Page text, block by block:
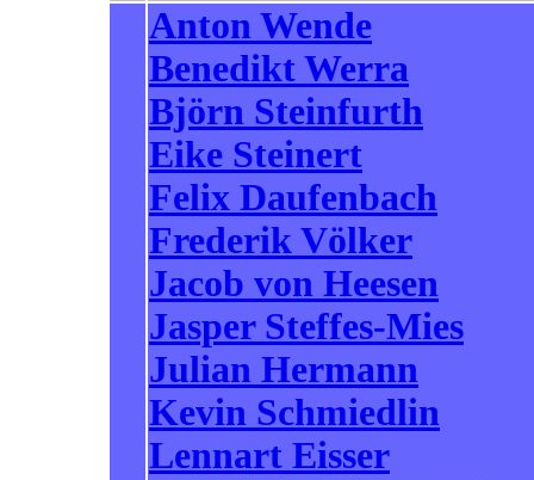
Anton Wende
Benedikt Werra
Björn Steinfurth
Eike Steinert
Felix Daufenbach
Frederik Völker
Jacob von Heesen
Jasper Steffes-Mies
Julian Hermann
Kevin Schmiedlin
Lennart Eisser